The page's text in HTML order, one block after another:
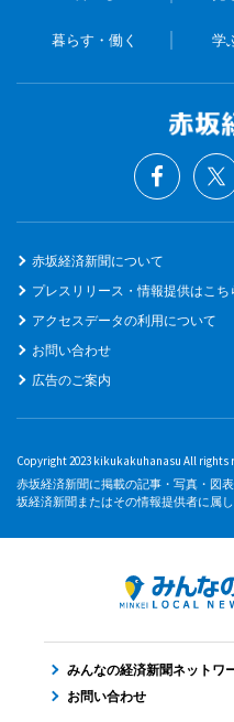
暮らす・働く 学
赤坂経済新聞について
プレスリリース・情報提供はこち
アクセスデータの利用について
お問い合わせ
広告のご案内
Copyright 2023 kikukakuhanasu All rights
赤坂経済新聞に掲載の記事・写真・図
坂経済新聞またはその情報提供者に属し
みんなの経済新聞ネットワ
お問い合わせ